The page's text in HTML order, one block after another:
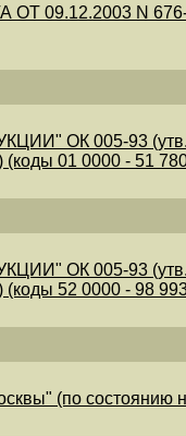
N 676-
ОК 005-93 (утв.
01 0000 - 51
ОК 005-93 (утв.
52 0000 - 98
(по состоянию